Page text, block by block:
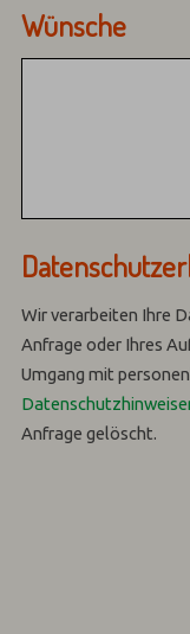
Wünsche
Wir verarbeiten Ihre
Anfrage oder Ihres
Umgang mit
Anfrage gelöscht.